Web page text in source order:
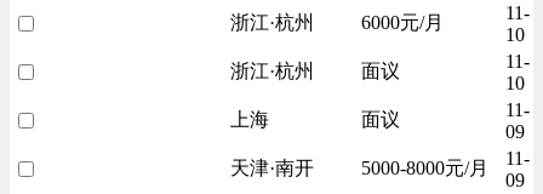
浙江·杭州
6000元/月
11-
10
浙江·杭州
面议
11-
10
上海
面议
11-
09
天津·南开
5000-8000元/月
11-
09